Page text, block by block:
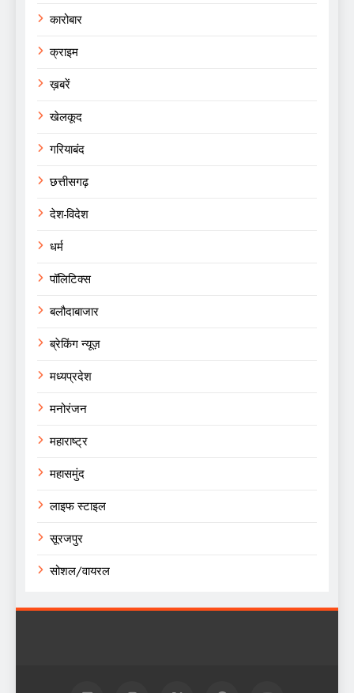
कारोबार
क्राइम
ख़बरें
खेलकूद
गरियाबंद
छत्तीसगढ़
देश-विदेश
धर्म
पॉलिटिक्स
बलौदाबाजार
ब्रेकिंग न्यूज़
मध्यप्रदेश
मनोरंजन
महाराष्ट्र
महासमुंद
लाइफ स्टाइल
सूरजपुर
सोशल/वायरल